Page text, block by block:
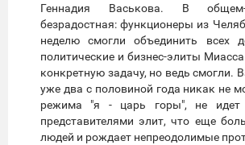
Геннадия Васькова. В
безрадостная: функционеры из
неделю смогли объединить всех
политические и бизнес-элиты
конкретную задачу, но ведь смогли.
уже два с половиной года никак не
режима "я - царь горы", не идет
представителями элит, что еще
людей и рождает непреодолимые